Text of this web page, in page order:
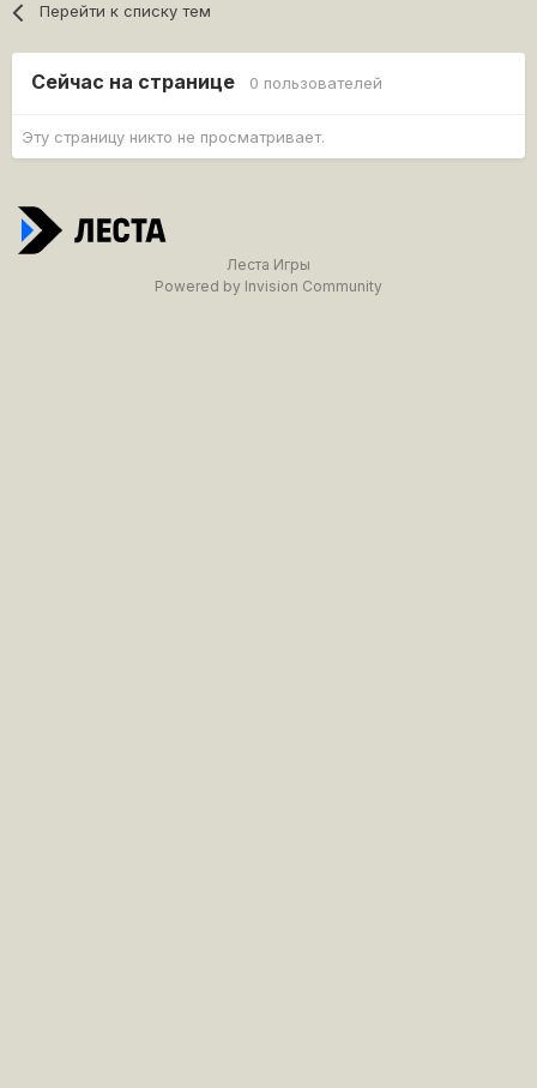
Перейти к списку тем
Сейчас на странице 0 пользователей
Эту страницу никто не просматривает.
Леста Игры
Powered by Invision Community